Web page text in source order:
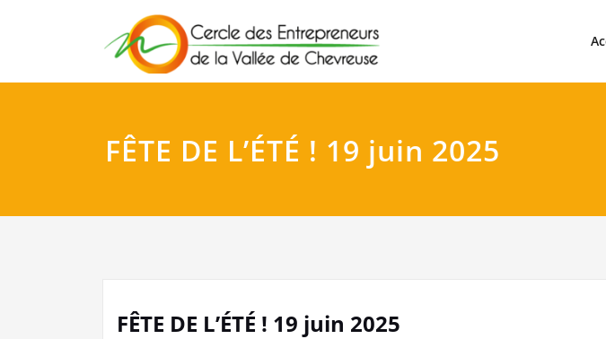
FÊTE DE L’ÉTÉ ! 19 juin 2025
FÊTE DE L’ÉTÉ ! 19 juin 2025